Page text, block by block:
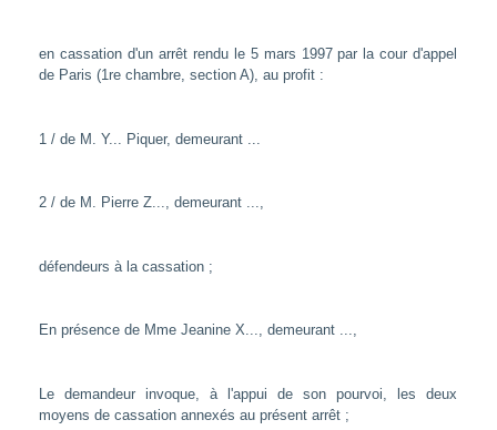
en cassation d'un arrêt rendu le 5 mars 1997 par la cour d'appel
de Paris (1re chambre, section A), au profit :
1 / de M. Y... Piquer, demeurant ...
2 / de M. Pierre Z..., demeurant ...,
défendeurs à la cassation ;
En présence de Mme Jeanine X..., demeurant ...,
Le demandeur invoque, à l'appui de son pourvoi, les deux
moyens de cassation annexés au présent arrêt ;